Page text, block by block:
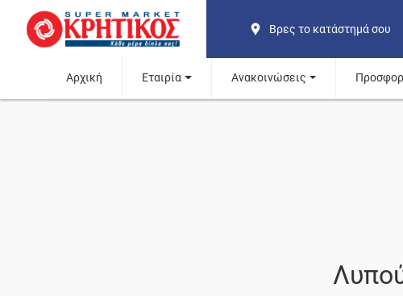
Βρες το κατάστημά σου
Αρχική Εταιρία Ανακοινώσεις